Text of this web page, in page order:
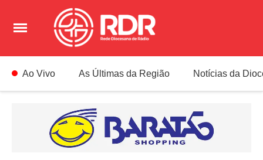
Ao Vivo As Últimas da Região Notícias da